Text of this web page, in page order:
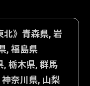
北》青森県, 岩
, 福島県
, 栃木県, 群馬
奈川県, 山梨